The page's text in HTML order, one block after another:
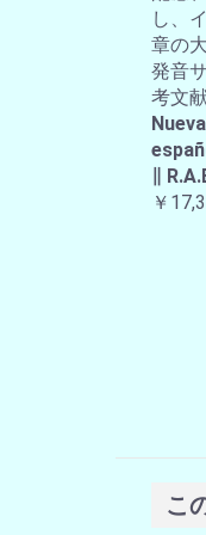
し、
章の
発音
考文
∥
￥
こ